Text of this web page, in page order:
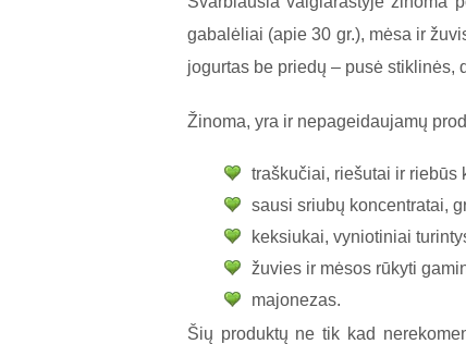
gabalėliai (apie 30 gr.), mėsa ir
jogurtas be priedų – pusė stiklinės,
Žinoma, yra ir nepageidaujamų
traškučiai, riešutai ir riebūs
sausi sriubų koncentratai,
keksiukai, vyniotiniai
žuvies ir mėsos rūkyti
majonezas.
Šių produktų ne tik kad